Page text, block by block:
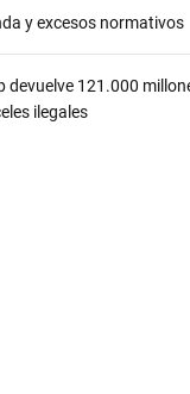
y excesos normativos
devuelve 121.000
ilegales